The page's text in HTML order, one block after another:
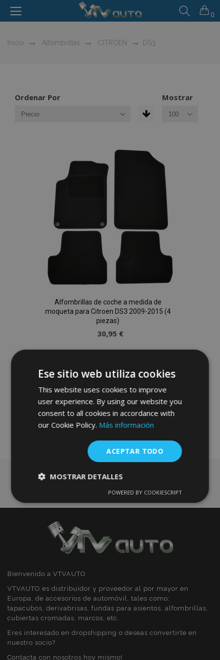
0
Inicio Alfombrillas CITROEN DS3
Ordenar Por Mostrar
Alfombrillas de coche a medida de
moqueta para Citroen DS3 2009-2015 (4
piezas)
30,95 €
Añadir
a la
Lista
Deseos
Bienvenido a VTVAUTO
VTVAUTO es distribuidor y proveedor al por mayor en
Europa, de accesorios de automóvil, tales como:
tapacubos, derivabrisas, fundas para asientos, alfombrillas,
cubiertas cromadas, marcos, etc.
Eres interesado en dropshipping o deseas convertirte en
nuestro socio?
Contacta con nosotros hoy mismo!
Ese sitio web utiliza cookies
This website uses cookies to improve
user experience. By using our website you
consent to all cookies in accordance with
our Cookie Policy. Más información
ACEPTAR TODO
MOSTRAR DETALLES
estrictamente
Cookies de
rendimiento
Cookies de
Cookies de
Cookies de preferencias
POWERED BY COOKIESCRIPT